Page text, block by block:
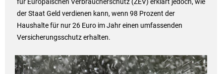
für Europäischen Verbraucherschutz (ZEV) erklärt jedoch, wie
der Staat Geld verdienen kann, wenn 98 Prozent der
Haushalte für nur 26 Euro im Jahr einen umfassenden
Versicherungsschutz erhalten.